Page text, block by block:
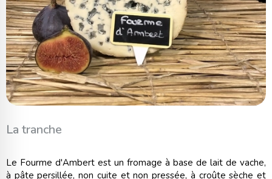
La tranche
Le Fourme d'Ambert est un fromage à base de lait de vache,
à pâte persillée, non cuite et non pressée, à croûte sèche et